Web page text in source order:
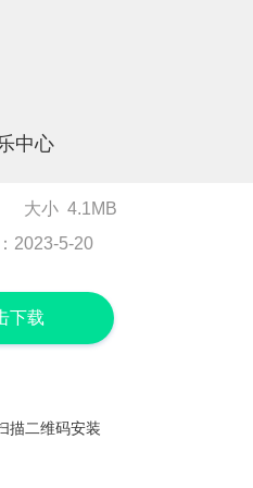
中心
大小 4.1MB
2023-5-20
下载
描二维码安装